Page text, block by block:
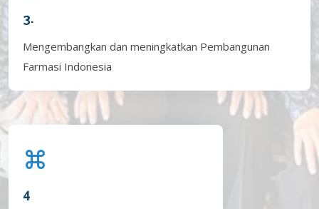
3.
Mengembangkan dan meningkatkan Pembangunan
Farmasi Indonesia
4